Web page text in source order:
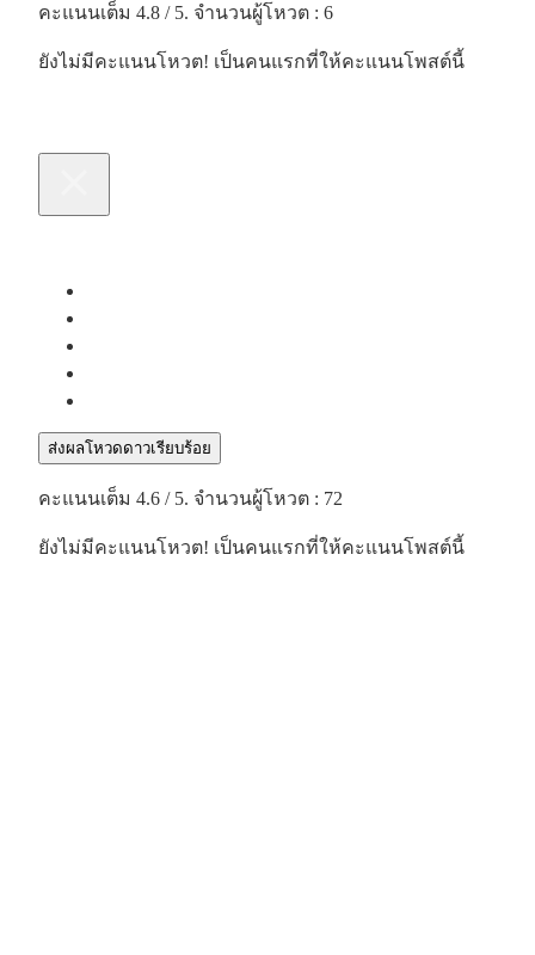
คะแนนเต็ม 4.8 / 5. จำนวนผู้โหวต : 6
ยังไม่มีคะแนนโหวต! เป็นคนแรกที่ให้คะแนนโพสต์นี้
ส่งผลโหวดดาวเรียบร้อย
คะแนนเต็ม 4.6 / 5. จำนวนผู้โหวต : 72
ยังไม่มีคะแนนโหวต! เป็นคนแรกที่ให้คะแนนโพสต์นี้